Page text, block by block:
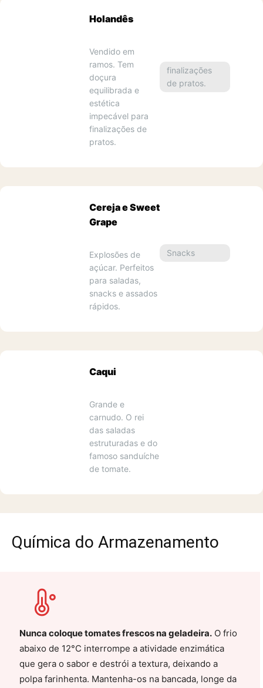
Holandês
Vendido em
ramos. Tem
doçura
equilibrada e
estética
impecável para
finalizações de
pratos.
finalizações
de pratos.
Cereja e Sweet
Grape
Explosões de
açúcar. Perfeitos
para saladas,
snacks e assados
rápidos.
Snacks
Caqui
Grande e
carnudo. O rei
das saladas
estruturadas e do
famoso sanduíche
de tomate.
Química do Armazenamento
Nunca coloque tomates frescos na geladeira. O frio
abaixo de 12°C interrompe a atividade enzimática
que gera o sabor e destrói a textura, deixando a
polpa farinhenta. Mantenha-os na bancada, longe da